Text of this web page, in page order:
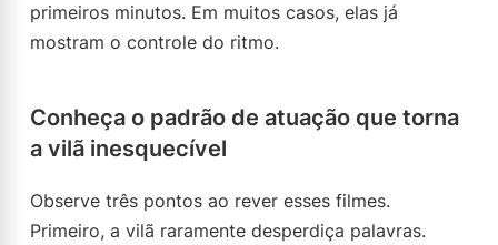
primeiros minutos. Em muitos casos, elas já
mostram o controle do ritmo.
Conheça o padrão de atuação que torna
a vilã inesquecível
Observe três pontos ao rever esses filmes.
Primeiro, a vilã raramente desperdiça palavras.